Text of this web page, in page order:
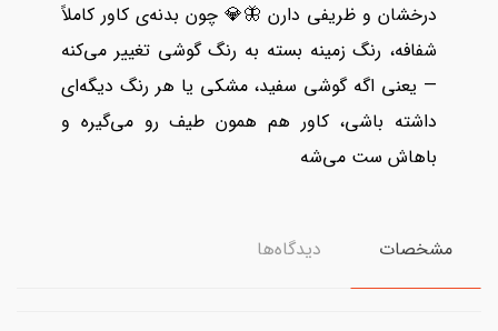
درخشان و ظریفی دارن 🦋💎 چون بدنه‌ی کاور کاملاً
شفافه، رنگ زمینه بسته به رنگ گوشی تغییر می‌کنه
— یعنی اگه گوشی سفید، مشکی یا هر رنگ دیگه‌ای
داشته باشی، کاور هم همون طیف رو می‌گیره و
باهاش ست می‌شه
مشخصات دیدگاه‌ها